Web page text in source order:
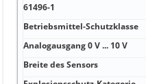
61496-1
Betriebsmittel-Schutzklasse
Analogausgang 0 V ... 10 V
Breite des Sensors